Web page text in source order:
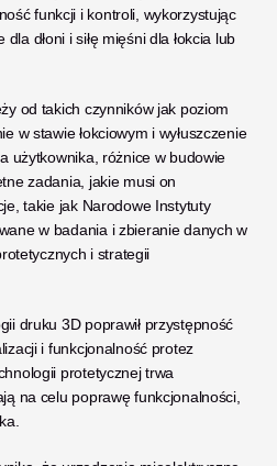
funkcji i kontroli, wykorzystując
dłoni i siłę mięśni dla łokcia lub
od takich czynników jak poziom
w stawie łokciowym i wyłuszczenie
użytkownika, różnice w budowie
zadania, jakie musi on
takie jak Narodowe Instytuty
w badania i zbieranie danych w
i strategii
druku 3D poprawił przystępność
i funkcjonalność protez
protetycznej trwa
na celu poprawę funkcjonalności,